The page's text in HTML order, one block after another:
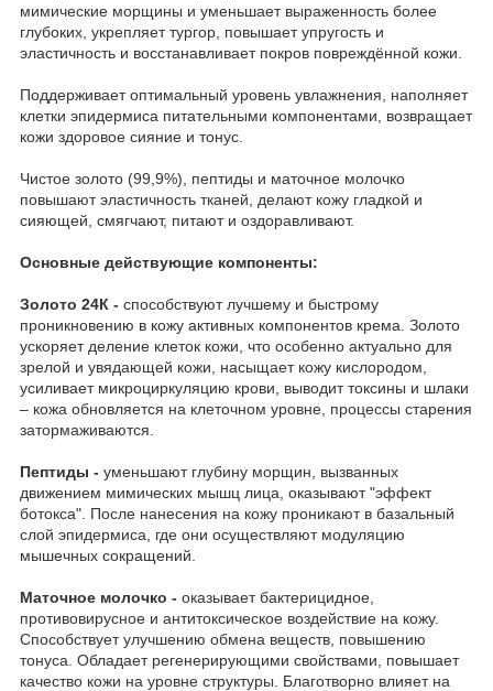
мимические морщины и уменьшает выраженность более
глубоких, укрепляет тургор, повышает упругость и
эластичность и восстанавливает покров повреждённой кожи.
Поддерживает оптимальный уровень увлажнения, наполняет
клетки эпидермиса питательными компонентами, возвращает
кожи здоровое сияние и тонус.
Чистое золото (99,9%), пептиды и маточное молочко
повышают эластичность тканей, делают кожу гладкой и
сияющей, смягчают, питают и оздоравливают.
Основные действующие компоненты:
Золото 24К - способствуют лучшему и быстрому
проникновению в кожу активных компонентов крема. Золото
ускоряет деление клеток кожи, что особенно актуально для
зрелой и увядающей кожи, насыщает кожу кислородом,
усиливает микроциркуляцию крови, выводит токсины и шлаки
– кожа обновляется на клеточном уровне, процессы старения
затормаживаются.
Пептиды - уменьшают глубину морщин, вызванных
движением мимических мышц лица, оказывают "эффект
ботокса". После нанесения на кожу проникают в базальный
слой эпидермиса, где они осуществляют модуляцию
мышечных сокращений.
Маточное молочко - оказывает бактерицидное,
противовирусное и антитоксическое воздействие на кожу.
Способствует улучшению обмена веществ, повышению
тонуса. Обладает регенерирующими свойствами, повышает
качество кожи на уровне структуры. Благотворно влияет на